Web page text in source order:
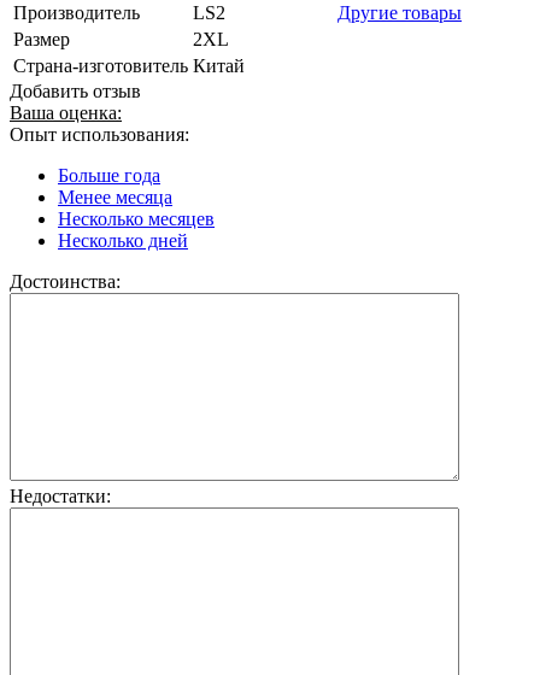
Производитель
LS2
Другие товары
Размер
2XL
Страна-изготовитель Китай
Добавить отзыв
Ваша оценка:
Опыт использования:
Больше года
Менее месяца
Несколько месяцев
Несколько дней
Достоинства:
Недостатки: